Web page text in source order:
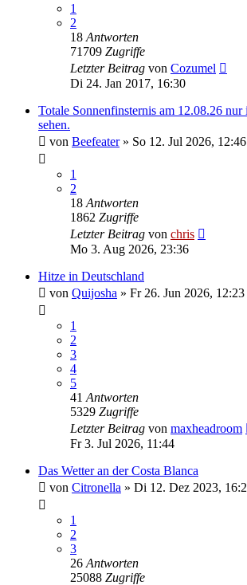
1
2
18 Antworten
71709 Zugriffe
Letzter Beitrag von Cozumel
Di 24. Jan 2017, 16:30
Totale Sonnenfinsternis am 12.08.26 nur
sehen.
von Beefeater» So 12. Jul 2026, 12:46
1
2
18 Antworten
1862 Zugriffe
Letzter Beitrag von chris
Mo 3. Aug 2026, 23:36
Hitze in Deutschland
von Quijosha » Fr 26. Jun 2026, 12:23
1
2
3
4
5
41 Antworten
5329 Zugriffe
Letzter Beitrag von maxheadroom
Fr 3. Jul 2026, 11:44
Das Wetter an der Costa Blanca
von Citronella » Di 12. Dez 2023,
1
2
3
26 Antworten
25088 Zugriffe